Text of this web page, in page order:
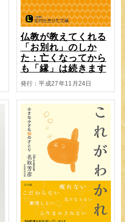
仏教が教えてくれる
「お別れ」のしか
た：亡くなってから
も「縁」は続きます
発行：平成27年11月24日